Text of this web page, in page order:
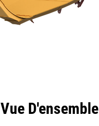
Vue D'ensemble